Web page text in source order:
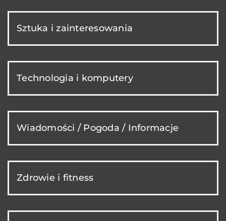
Sztuka i zainteresowania
Technologia i komputery
Wiadomości / Pogoda / Informacje
Zdrowie i fitness